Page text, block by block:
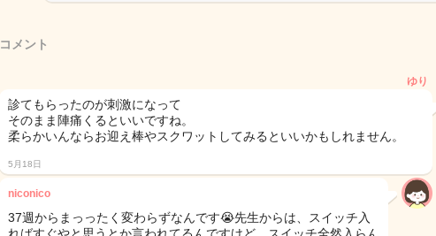
コメント
ゆり
診てもらったのが刺激になって
そのまま陣痛くるといいですね。
柔らかいんならお迎え棒やスクワットしてみるといいかもしれません。
5月18日
niconico
37週からまっったく変わらずなんです😭先生からは、スイッチ入